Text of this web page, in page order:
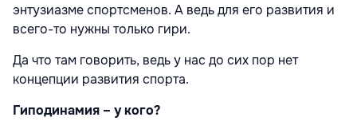
энтузиазме спортсменов. А ведь для его развития и
всего-то нужны только гири.
Да что там говорить, ведь у нас до сих пор нет
концепции развития спорта.
Гиподинамия – у кого?